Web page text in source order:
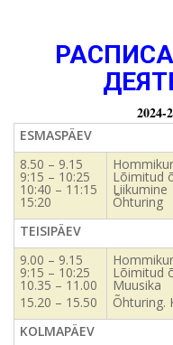
2024-
ESMASPÄEV
8.50 – 9.15
9:15 – 10:25
10:40 – 11:15
15:20
Lõimitud
Liikumine
Õhturing
TEISIPÄEV
9.00 – 9.15
9:15 – 10:25
10.35 – 11.00
15.20 – 15.50
Lõimitud
Muusika
Õhturing.
KOLMAPÄEV